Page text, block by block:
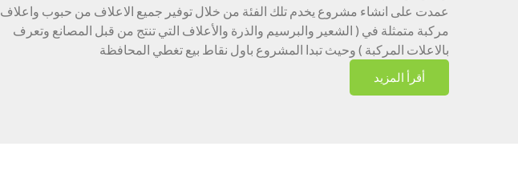
عمدت على انشاء مشروع يخدم تلك الفئة من خلال توفير جميع الاعلاف من حبوب واعلاف
مركبة متمثلة في ( الشعير والبرسيم والذرة والأعلاف التي تنتج من قبل المصانع وتعرف
بالاعلات المركبة ) وحيث تبدا المشروع باول نقاط بيع تغطي المحافظة
أقرأ المزيد